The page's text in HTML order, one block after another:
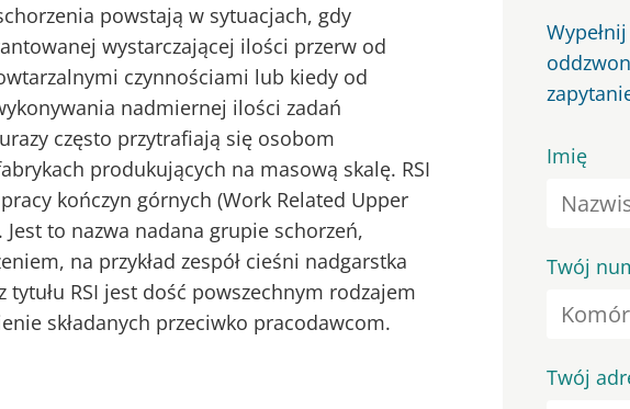
powstają w sytuacjach, gdy
wystarczającej ilości przerw od
czynnościami lub kiedy od
nadmiernej ilości zadań
często przytrafiają się osobom
produkujących na masową skalę. RSI
kończyn górnych (Work Related Upper
Jest to nazwa nadana grupie schorzeń,
na przykład zespół cieśni nadgarstka
tytułu RSI jest dość powszechnym rodzajem
składanych przeciwko pracodawcom.
Imię
Twój
Twój